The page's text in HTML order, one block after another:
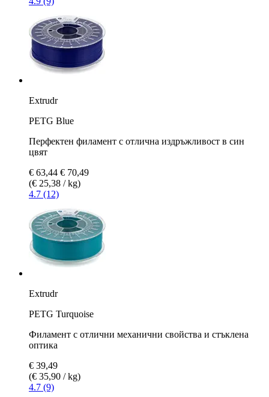
Extrudr
PETG Blue
Перфектен филамент с отлична издръжливост в син
цвят
€ 63,44 € 70,49
(€ 25,38 / kg)
4.7 (12)
Extrudr
PETG Turquoise
Филамент с отлични механични свойства и стъклена
оптика
€ 39,49
(€ 35,90 / kg)
4.7 (9)